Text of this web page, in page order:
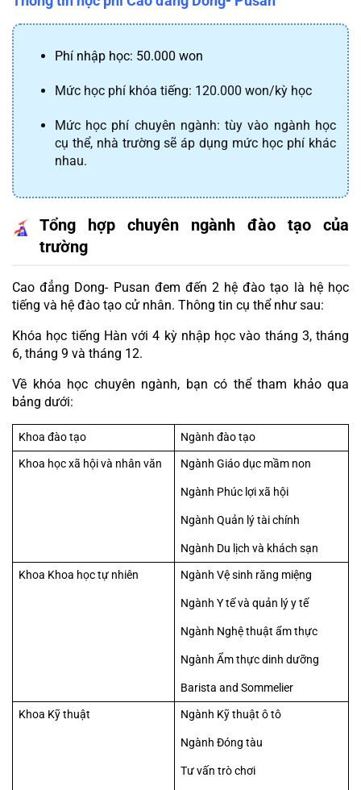
Phí nhập học: 50.000 won
Mức học phí khóa tiếng: 120.000 won/kỳ học
Mức học phí chuyên ngành: tùy vào ngành học
cụ thể, nhà trường sẽ áp dụng mức học phí khác
nhau.
Tổng hợp chuyên ngành đào tạo của
trường
Cao đẳng Dong- Pusan đem đến 2 hệ đào tạo là hệ học
tiếng và hệ đào tạo cử nhân. Thông tin cụ thể như sau:
Khóa học tiếng Hàn với 4 kỳ nhập học vào tháng 3, tháng
6, tháng 9 và tháng 12.
Về khóa học chuyên ngành, bạn có thể tham khảo qua
bảng dưới:
Khoa đào tạo
Ngành đào tạo
Khoa học xã hội và nhân văn
Ngành Giáo dục mầm non
Ngành Phúc lợi xã hội
Ngành Quản lý tài chính
Ngành Du lịch và khách sạn
Khoa Khoa học tự nhiên
Ngành Vệ sinh răng miệng
Ngành Y tế và quản lý y tế
Ngành Nghệ thuật ẩm thực
Ngành Ẩm thực dinh dưỡng
Barista and Sommelier
Khoa Kỹ thuật
Ngành Kỹ thuật ô tô
Ngành Đóng tàu
Tư vấn trò chơi